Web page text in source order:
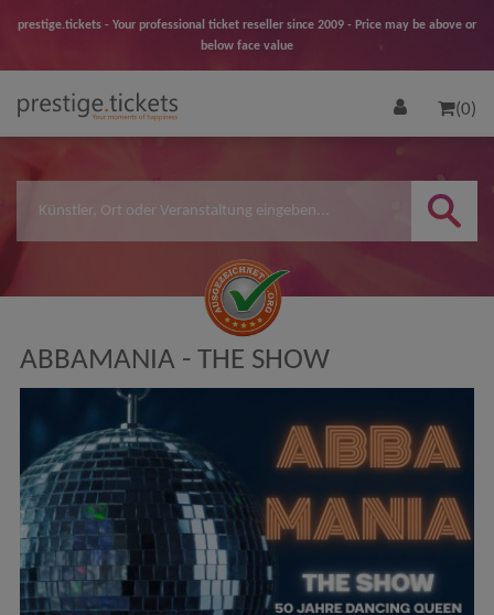
prestige.tickets - Your professional ticket reseller since 2009 - Price may be above or
below face value
(0)
ABBAMANIA - THE SHOW